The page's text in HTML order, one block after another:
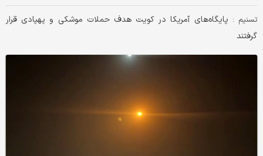
تسنیم : پایگاه‌های آمریکا در کویت هدف حملات موشکی و پهپادی قرار
گرفتند